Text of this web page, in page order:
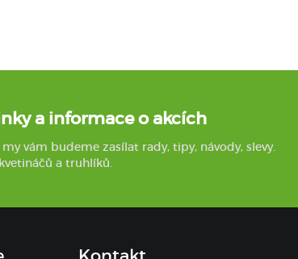
a informace o akcích
vám budeme zasílat rady, tipy, návody, slevy.
a truhlíků.